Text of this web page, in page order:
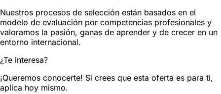
Nuestros procesos de selección están basados en el
modelo de evaluación por competencias profesionales y
valoramos la pasión, ganas de aprender y de crecer en un
entorno internacional.
¿Te interesa?
¡Queremos conocerte! Si crees que esta oferta es para ti,
aplica hoy mismo.